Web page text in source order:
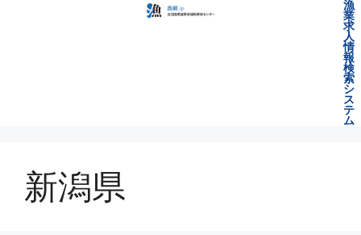
漁
業
求
人
情
報
検
索
シ
ス
テ
ム
新潟県